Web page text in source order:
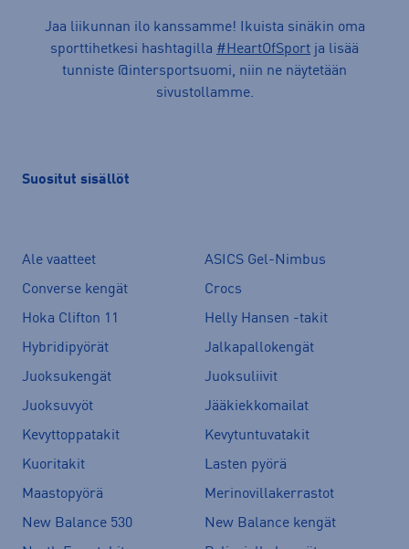
Jaa liikunnan ilo kanssamme! Ikuista sinäkin oma
sporttihetkesi hashtagilla #HeartOfSport ja lisää
tunniste @intersportsuomi, niin ne näytetään
sivustollamme.
Suositut sisällöt
Ale vaatteet
ASICS Gel-Nimbus
Converse kengät
Crocs
Hoka Clifton 11
Helly Hansen -takit
Hybridipyörät
Jalkapallokengät
Juoksukengät
Juoksuliivit
Juoksuvyöt
Jääkiekkomailat
Kevyttoppatakit
Kevytuntuvatakit
Kuoritakit
Lasten pyörä
Maastopyörä
Merinovillakerrastot
New Balance 530
New Balance kengät